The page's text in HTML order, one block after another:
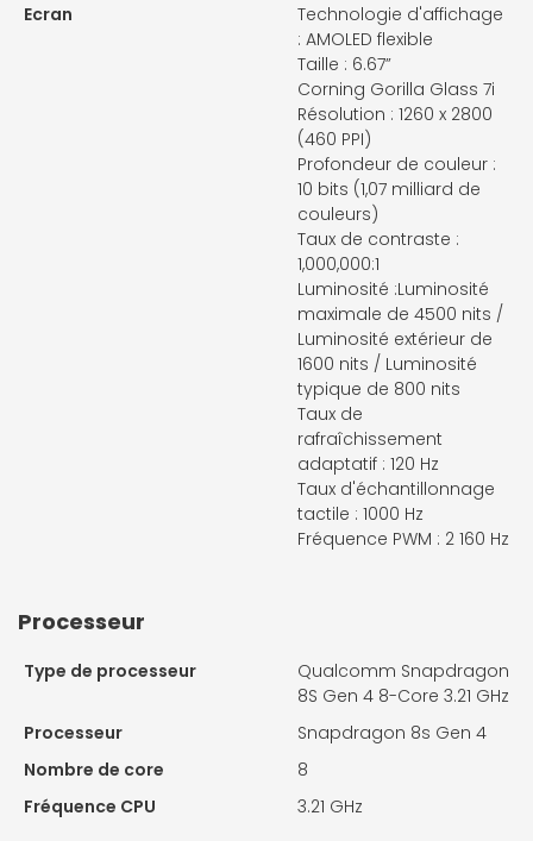
Ecran
Technologie d'affichage
: AMOLED flexible
Taille : 6.67”
Corning Gorilla Glass 7i
Résolution : 1260 x 2800
(460 PPI)
Profondeur de couleur :
10 bits (1,07 milliard de
couleurs)
Taux de contraste :
1,000,000:1
Luminosité :Luminosité
maximale de 4500 nits /
Luminosité extérieur de
1600 nits / Luminosité
typique de 800 nits
Taux de
rafraîchissement
adaptatif : 120 Hz
Taux d'échantillonnage
tactile : 1000 Hz
Fréquence PWM : 2 160 Hz
Processeur
Type de processeur
Qualcomm Snapdragon
8S Gen 4 8-Core 3.21 GHz
Processeur
Snapdragon 8s Gen 4
Nombre de core
8
Fréquence CPU
3.21 GHz